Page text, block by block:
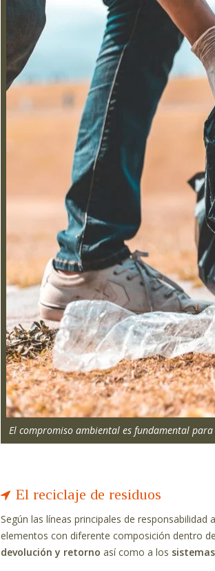
El compromiso ambiental es fundamental para
El reciclaje de residuos
Según las líneas principales de
elementos con diferente composición dentro
devolución y retorno así como a los